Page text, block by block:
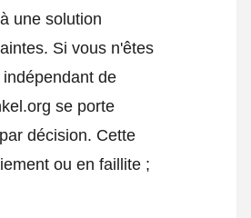
une solution
Si vous n'êtes
de
se porte
décision. Cette
ou en faillite ;